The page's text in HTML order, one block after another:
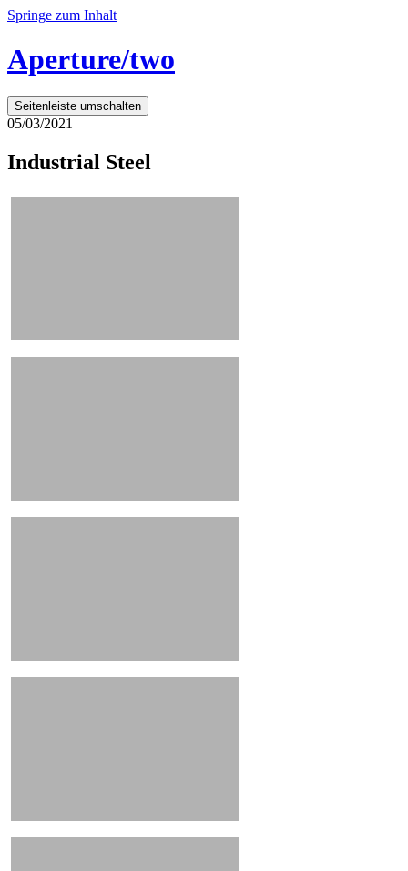
Springe zum Inhalt
Aperture/two
Seitenleiste umschalten
05/03/2021
Industrial Steel